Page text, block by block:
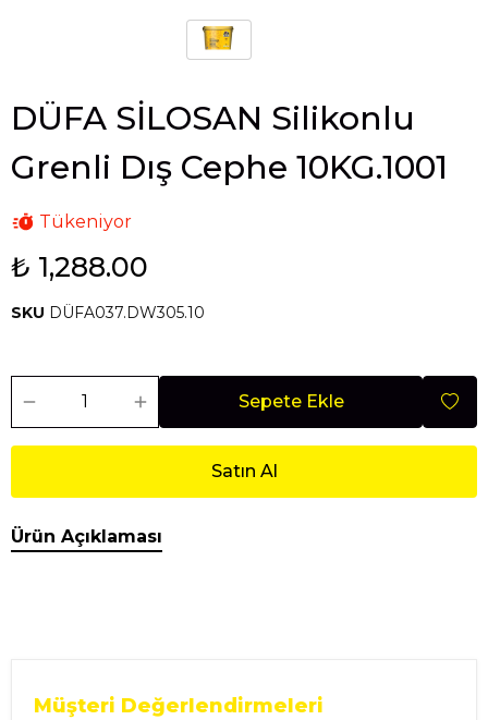
DÜFA SİLOSAN Silikonlu
Grenli Dış Cephe 10KG.1001
Tükeniyor
₺ 1,288.00
SKU DÜFA037.DW305.10
Sepete Ekle
Satın Al
Ürün Açıklaması
Müşteri Değerlendirmeleri